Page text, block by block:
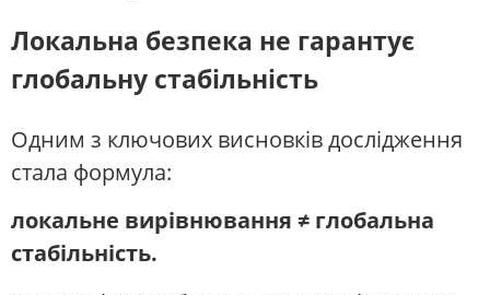
Локальна безпека не гарантує
глобальну стабільність
Одним з ключових висновків дослідження
стала формула:
локальне вирівнювання ≠ глобальна
стабільність.